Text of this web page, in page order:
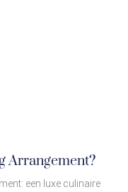
Arrangement?
een luxe culinaire